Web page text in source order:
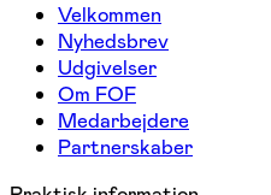
Velkommen
Nyhedsbrev
Udgivelser
Om FOF
Medarbejdere
Partnerskaber